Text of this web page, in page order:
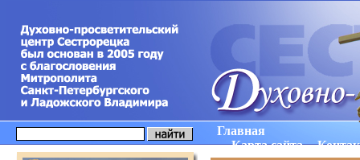
Главная
Карта сайта